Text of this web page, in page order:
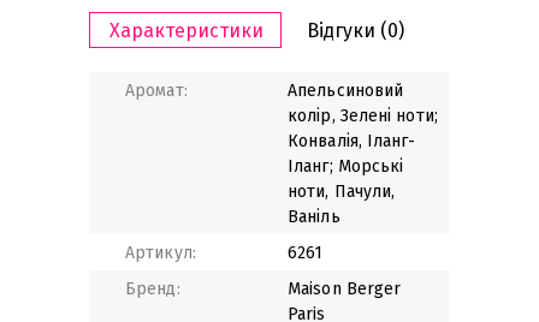
Характеристики Відгуки (0)
Аромат:
Апельсиновий
колір, Зелені ноти;
Конвалія, Іланг-
Іланг; Морські
ноти, Пачули,
Ваніль
Артикул:
6261
Бренд:
Maison Berger
Paris